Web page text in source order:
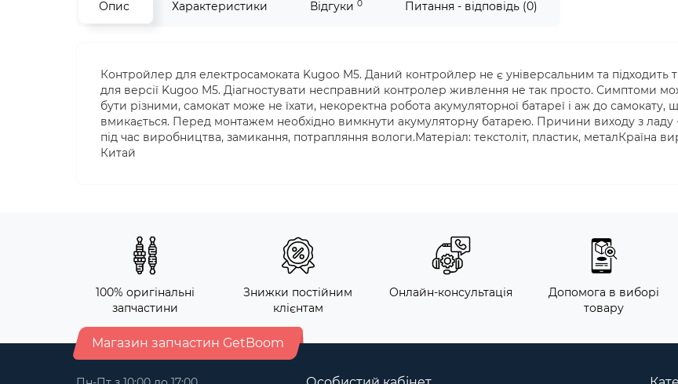
Опис Характеристики Відгуки 0 Питання - відповідь (0)
Контройлер для електросамоката Kugoo M5. Даний контройлер не є універсальним та підходить
для версії Kugoo M5. Діагностувати несправний контролер живлення не так просто. Симптоми
бути різними, самокат може не їхати, некоректна робота акумуляторної батареї і аж до самокату,
вмикається. Перед монтажем необхідно вимкнути акумуляторну батарею. Причини виходу з ладу
під час виробництва, замикання, потрапляння вологи.Матеріал: текстоліт, пластик, металКраїна
Китай
100% оригінальні
запчастини
Знижки постійним
клієнтам
Онлайн-консультація
Допомога в виборі
товару
Магазин запчастин GetBoom